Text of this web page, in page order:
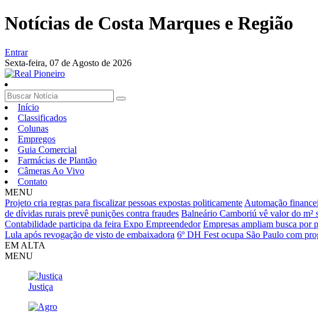
Notícias de Costa Marques e Região
Entrar
Sexta-feira, 07 de Agosto de 2026
Início
Classificados
Colunas
Empregos
Guia Comercial
Farmácias de Plantão
Câmeras Ao Vivo
Contato
MENU
Projeto cria regras para fiscalizar pessoas expostas politicamente Automação
de dívidas rurais prevê punições contra fraudes Balneário Camboriú vê valor do m²
Contabilidade participa da feira Expo Empreendedor Empresas ampliam busca por
Lula após revogação de visto de embaixadora 6º DH Fest ocupa São Paulo com
EM ALTA
MENU
Justiça